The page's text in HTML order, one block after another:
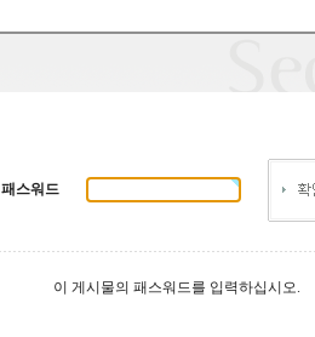
패스워드
이 게시물의 패스워드를 입력하십시오.